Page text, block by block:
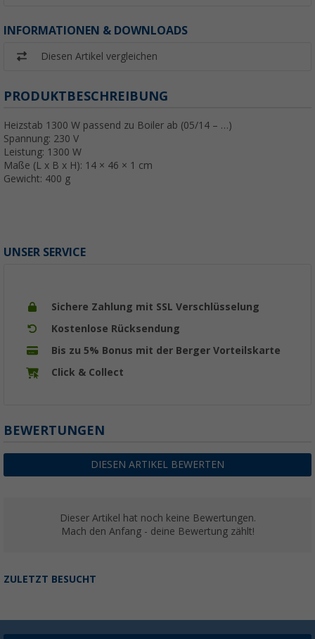
INFORMATIONEN & DOWNLOADS
Diesen Artikel vergleichen
PRODUKTBESCHREIBUNG
Heizstab 1300 W passend zu Boiler ab (05/14 – …)
Spannung: 230 V
Leistung: 1300 W
Maße (L x B x H): 14 × 46 × 1 cm
Gewicht: 400 g
UNSER SERVICE
Sichere Zahlung mit SSL Verschlüsselung
Kostenlose Rücksendung
Bis zu 5% Bonus mit der Berger Vorteilskarte
Click & Collect
BEWERTUNGEN
DIESEN ARTIKEL BEWERTEN
Dieser Artikel hat noch keine Bewertungen.
Mach den Anfang - deine Bewertung zählt!
ZULETZT BESUCHT